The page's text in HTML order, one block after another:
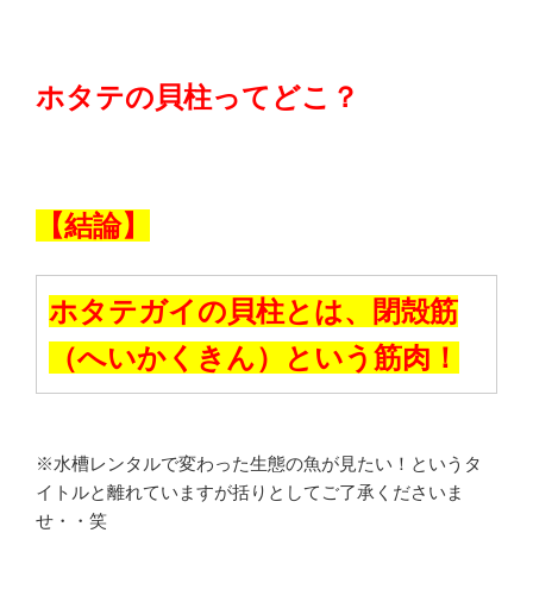
ホタテの貝柱ってどこ？
【結論】
ホタテガイの貝柱とは、閉殻筋
（へいかくきん）という筋肉！
※水槽レンタルで変わった生態の魚が見たい！というタ
イトルと離れていますが括りとしてご了承くださいま
せ・・笑